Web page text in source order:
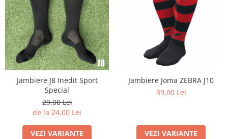
Jambiere J8 Inedit Sport
Special
29,00 Lei
de la 24,00 Lei
VEZI VARIANTE
Jambiere Joma ZEBRA J10
39,00 Lei
VEZI VARIANTE